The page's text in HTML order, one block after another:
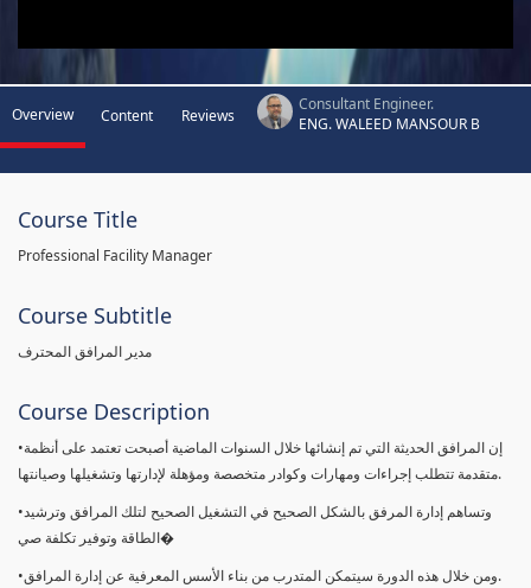
Overview Content Reviews
Consultant Engineer.
ENG. WALEED MANSOUR B
Course Title
Professional Facility Manager
Course Subtitle
مدير المرافق المحترف
Course Description
•إن المرافق الحديثة التي تم إنشائها خلال السنوات الماضية أصبحت تعتمد على أنظمة
متقدمة تتطلب إجراءات ومهارات وكوادر متخصصة ومؤهلة لإدارتها وتشغیلھا وصیانتھا.
•وتساهم إدارة المرفق بالشكل الصحيح في التشغيل الصحيح لتلك المرافق وترشيد
الطاقة وتوفير تكلفة صي�
•ومن خلال ھذه الدورة سيتمكن المتدرب من بناء الأسس المعرفية عن إدارة المرافق.